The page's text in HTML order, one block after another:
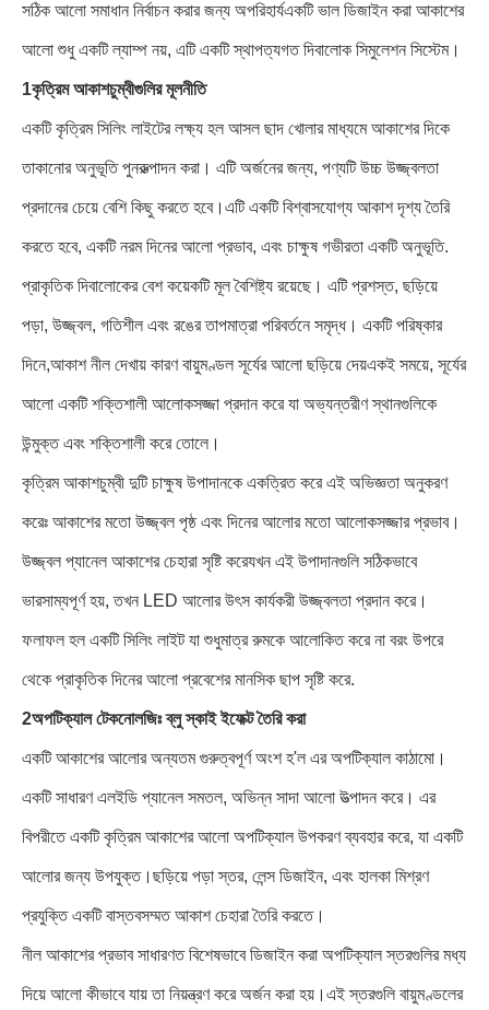
সঠিক আলো সমাধান নির্বাচন করার জন্য অপরিহার্যএকটি ভাল ডিজাইন করা আকাশের
আলো শুধু একটি ল্যাম্প নয়, এটি একটি স্থাপত্যগত দিবালোক সিমুলেশন সিস্টেম।
1কৃত্রিম আকাশচুম্বীগুলির মূলনীতি
একটি কৃত্রিম সিলিং লাইটের লক্ষ্য হল আসল ছাদ খোলার মাধ্যমে আকাশের দিকে
তাকানোর অনুভূতি পুনরুত্পাদন করা। এটি অর্জনের জন্য, পণ্যটি উচ্চ উজ্জ্বলতা
প্রদানের চেয়ে বেশি কিছু করতে হবে।এটি একটি বিশ্বাসযোগ্য আকাশ দৃশ্য তৈরি
করতে হবে, একটি নরম দিনের আলো প্রভাব, এবং চাক্ষুষ গভীরতা একটি অনুভূতি.
প্রাকৃতিক দিবালোকের বেশ কয়েকটি মূল বৈশিষ্ট্য রয়েছে। এটি প্রশস্ত, ছড়িয়ে
পড়া, উজ্জ্বল, গতিশীল এবং রঙের তাপমাত্রা পরিবর্তনে সমৃদ্ধ। একটি পরিষ্কার
দিনে,আকাশ নীল দেখায় কারণ বায়ুমণ্ডল সূর্যের আলো ছড়িয়ে দেয়একই সময়ে, সূর্যের
আলো একটি শক্তিশালী আলোকসজ্জা প্রদান করে যা অভ্যন্তরীণ স্থানগুলিকে
উন্মুক্ত এবং শক্তিশালী করে তোলে।
কৃত্রিম আকাশচুম্বী দুটি চাক্ষুষ উপাদানকে একত্রিত করে এই অভিজ্ঞতা অনুকরণ
করেঃ আকাশের মতো উজ্জ্বল পৃষ্ঠ এবং দিনের আলোর মতো আলোকসজ্জার প্রভাব।
উজ্জ্বল প্যানেল আকাশের চেহারা সৃষ্টি করেযখন এই উপাদানগুলি সঠিকভাবে
ভারসাম্যপূর্ণ হয়, তখন LED আলোর উৎস কার্যকরী উজ্জ্বলতা প্রদান করে।
ফলাফল হল একটি সিলিং লাইট যা শুধুমাত্র রুমকে আলোকিত করে না বরং উপরে
থেকে প্রাকৃতিক দিনের আলো প্রবেশের মানসিক ছাপ সৃষ্টি করে.
2অপটিক্যাল টেকনোলজিঃ ব্লু স্কাই ইফেক্ট তৈরি করা
একটি আকাশের আলোর অন্যতম গুরুত্বপূর্ণ অংশ হ'ল এর অপটিক্যাল কাঠামো।
একটি সাধারণ এলইডি প্যানেল সমতল, অভিন্ন সাদা আলো উত্পাদন করে। এর
বিপরীতে একটি কৃত্রিম আকাশের আলো অপটিক্যাল উপকরণ ব্যবহার করে, যা একটি
আলোর জন্য উপযুক্ত।ছড়িয়ে পড়া স্তর, লেন্স ডিজাইন, এবং হালকা মিশ্রণ
প্রযুক্তি একটি বাস্তবসম্মত আকাশ চেহারা তৈরি করতে।
নীল আকাশের প্রভাব সাধারণত বিশেষভাবে ডিজাইন করা অপটিক্যাল স্তরগুলির মধ্য
দিয়ে আলো কীভাবে যায় তা নিয়ন্ত্রণ করে অর্জন করা হয়।এই স্তরগুলি বায়ুমণ্ডলের